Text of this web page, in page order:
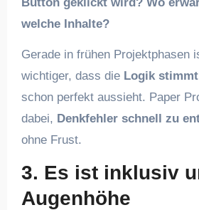
welche Inhalte?
Gerade in frühen Projektphasen
wichtiger, dass die Logik stimmt
schon perfekt aussieht. Paper
dabei, Denkfehler schnell zu
ohne Frust.
3. Es ist inklusiv
Augenhöhe